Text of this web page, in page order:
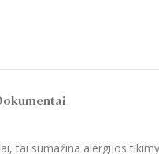
tai sumažina alergijos